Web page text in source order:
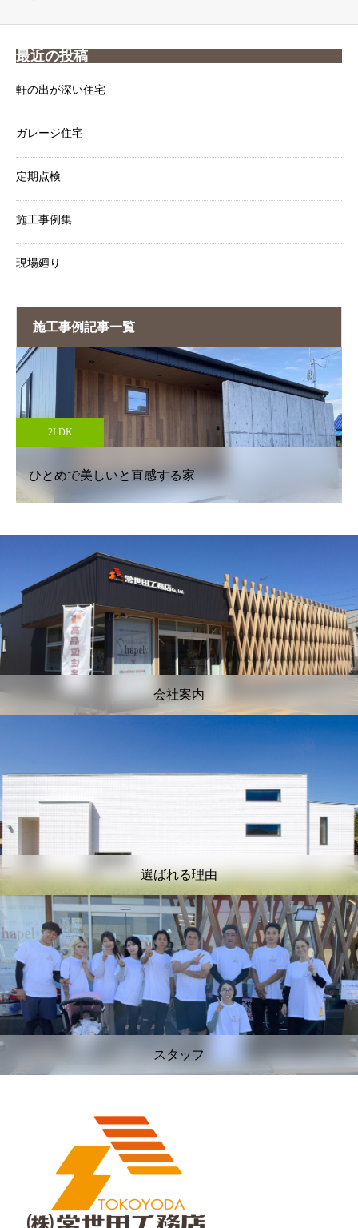
最近の投稿
軒の出が深い住宅
ガレージ住宅
定期点検
施工事例集
現場廻り
施工事例記事一覧
優しく差し込む光がゆとりをもたらす吹抜けの家
会社案内
選ばれる理由
スタッフ